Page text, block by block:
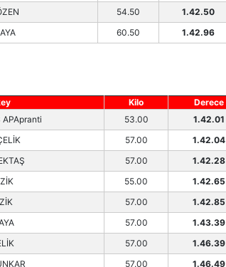
54.50 1.42.50
60.50 1.42.96
Kilo Derece
APApranti 53.00 1.42.01
57.00 1.42.04
57.00 1.42.28
55.00 1.42.65
57.00 1.42.85
57.00 1.43.39
57.00 1.46.39
57.00 1.46.49